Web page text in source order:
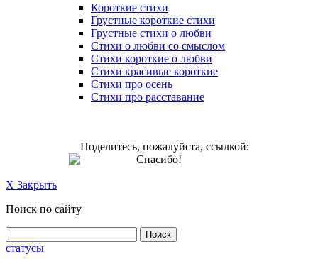
Короткие стихи
Грустные короткие стихи
Грустные стихи о любви
Стихи о любви со смыслом
Стихи короткие о любви
Стихи красивые короткие
Стихи про осень
Стихи про расставание
Поделитесь, пожалуйста, ссылкой:
Спасибо!
X Закрыть
Поиск по сайту
статусы